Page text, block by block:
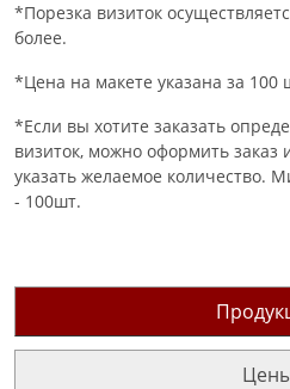
*Порезка визиток
более.
*Цена на макете указана за 100
*Если вы хотите заказать
визиток, можно оформить заказ
указать желаемое количество.
- 100шт.